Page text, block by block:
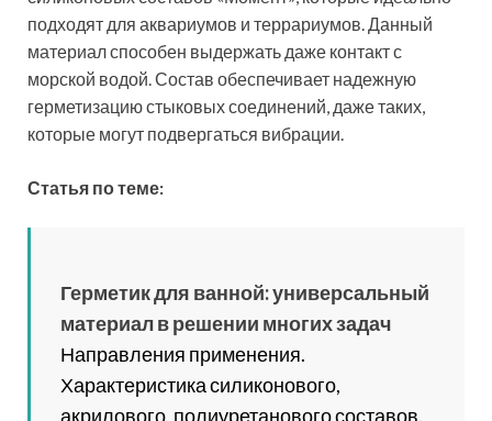
подходят для аквариумов и террариумов. Данный
материал способен выдержать даже контакт с
морской водой. Состав обеспечивает надежную
герметизацию стыковых соединений, даже таких,
которые могут подвергаться вибрации.
Статья по теме:
Герметик для ванной: универсальный
материал в решении многих задач
Направления применения.
Характеристика силиконового,
акрилового, полиуретанового составов.